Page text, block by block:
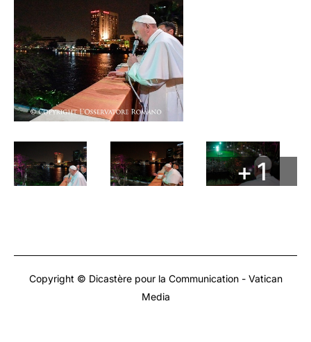
+ 1
Copyright © Dicastère pour la Communication - Vatican
Media